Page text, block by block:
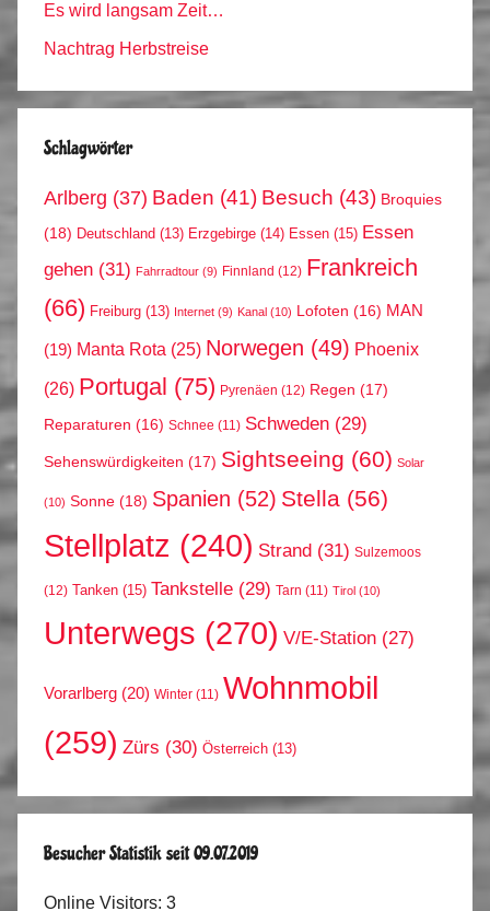
Es wird langsam Zeit…
Nachtrag Herbstreise
Schlagwörter
Arlberg (37) Baden (41) Besuch (43) Broquies
(18) Deutschland (13) Erzgebirge (14) Essen (15) Essen
gehen (31) Fahrradtour (9) Finnland (12) Frankreich
(66) Freiburg (13) Internet (9) Kanal (10) Lofoten (16) MAN
(19) Manta Rota (25) Norwegen (49) Phoenix
(26) Portugal (75) Pyrenäen (12) Regen (17)
Reparaturen (16) Schnee (11) Schweden (29)
Sehenswürdigkeiten (17) Sightseeing (60) Solar
(10) Sonne (18) Spanien (52) Stella (56)
Stellplatz (240) Strand (31) Sulzemoos
(12) Tanken (15) Tankstelle (29) Tarn (11) Tirol (10)
Unterwegs (270) V/E-Station (27)
Vorarlberg (20) Winter (11) Wohnmobil
(259) Zürs (30) Österreich (13)
Besucher Statistik seit 09.07.2019
Online Visitors: 3